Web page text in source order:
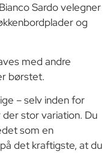
Sardo velegner
og
med andre
børstet.
– selv inden for
stor variation. Du
som en
det kraftigste, at du